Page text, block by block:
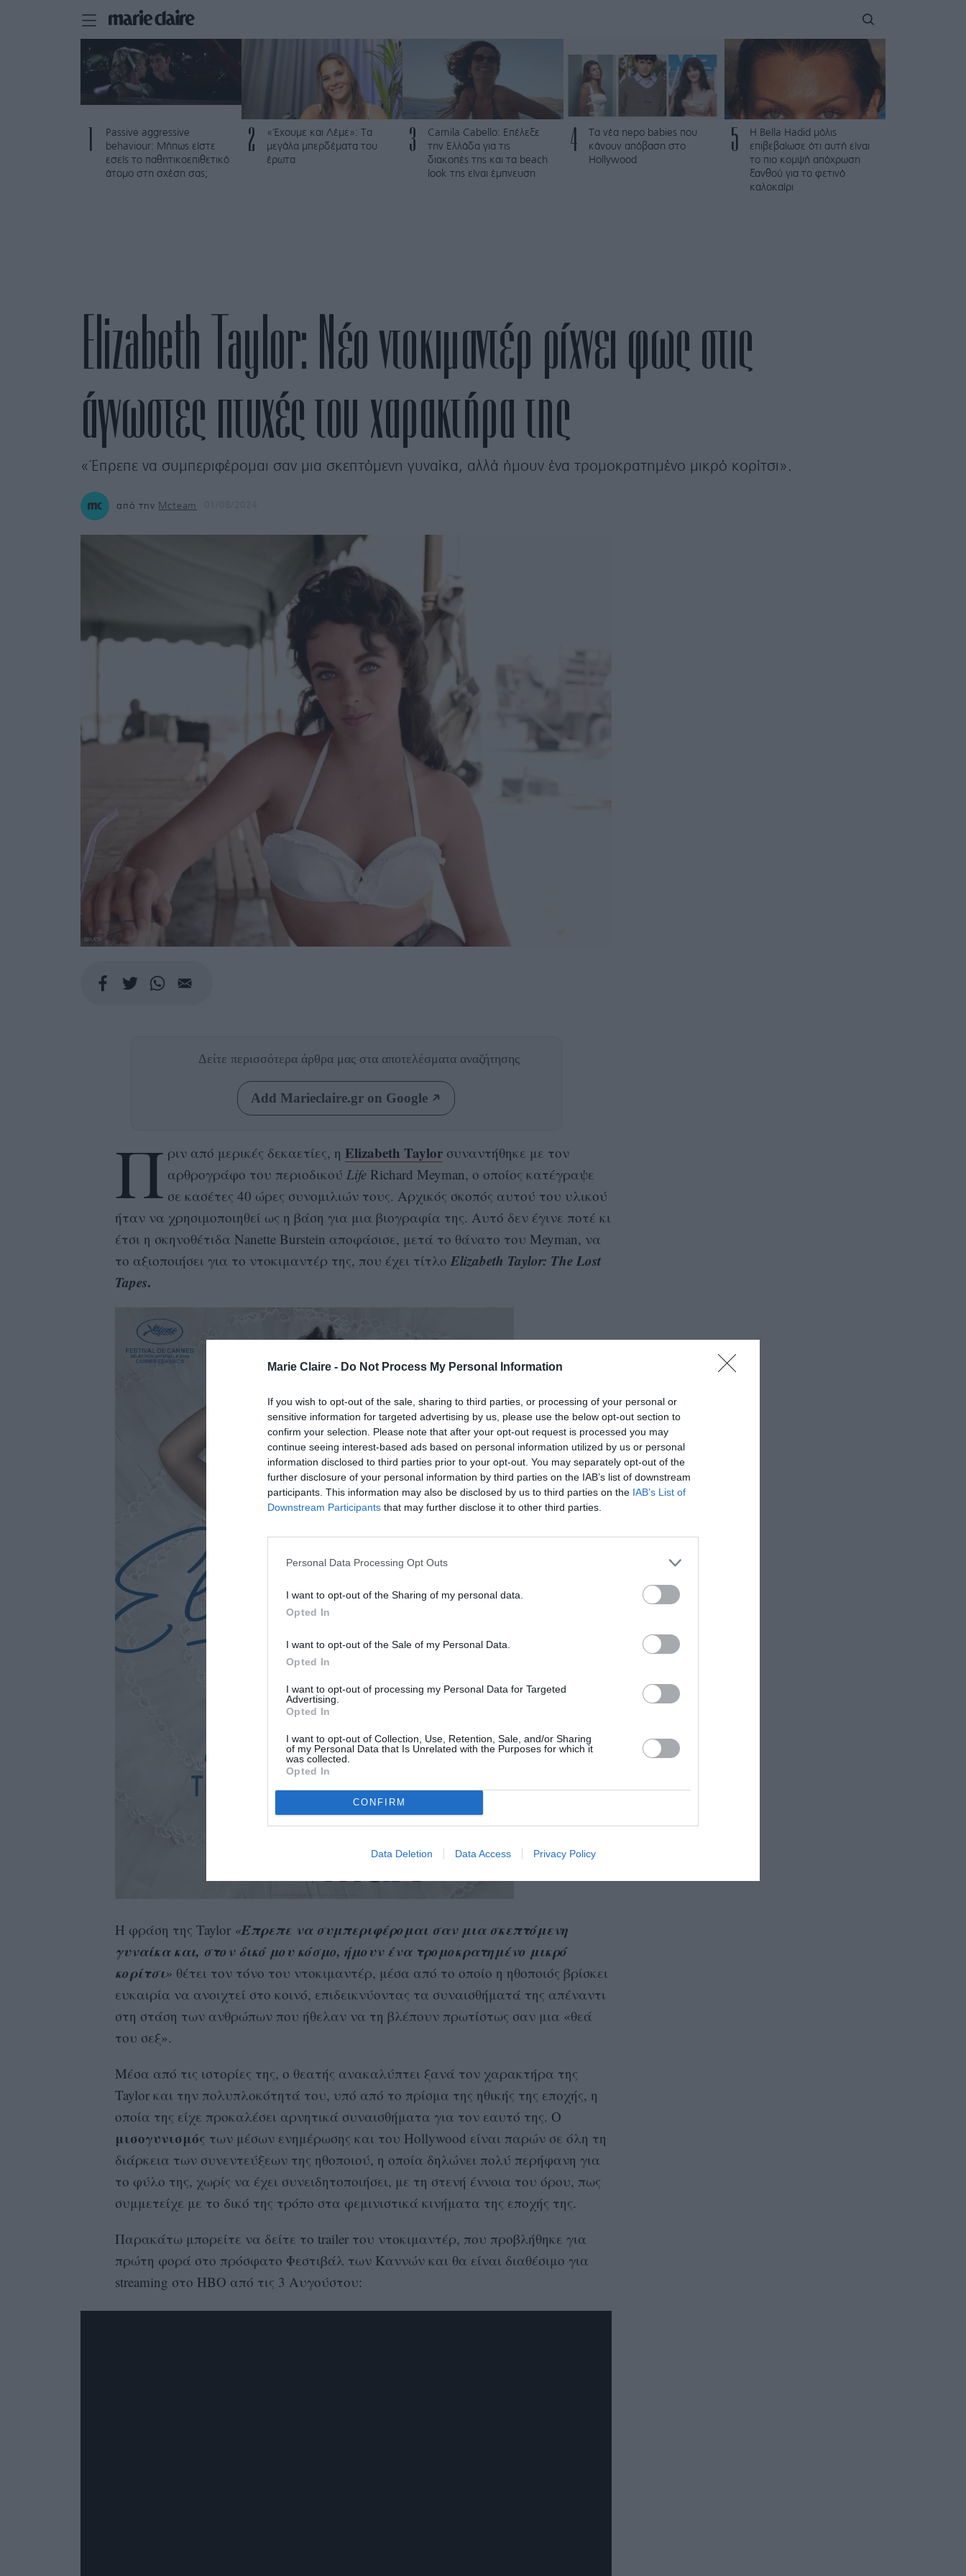
Marie Claire - Do Not Process My Personal Information
If you wish to opt-out of the sale, sharing to third parties, or processing of your personal or
sensitive information for targeted advertising by us, please use the below opt-out section to
confirm your selection. Please note that after your opt-out request is processed you may
continue seeing interest-based ads based on personal information utilized by us or personal
information disclosed to third parties prior to your opt-out. You may separately opt-out of the
further disclosure of your personal information by third parties on the IAB’s list of downstream
participants. This information may also be disclosed by us to third parties on the IAB’s List of
Downstream Participants that may further disclose it to other third parties.
Personal Data Processing Opt Outs
I want to opt-out of the Sharing of my personal data.
Opted In
I want to opt-out of the Sale of my Personal Data.
Opted In
I want to opt-out of processing my Personal Data for Targeted
Advertising.
Opted In
I want to opt-out of Collection, Use, Retention, Sale, and/or Sharing
of my Personal Data that Is Unrelated with the Purposes for which it
was collected.
Opted In
CONFIRM
Data Deletion Data Access Privacy Policy
Passive aggressive
behaviour: Μήπως είστε
εσείς το παθητικοεπιθετικό
άτομο στη σχέση σας;
2
«Έχουμε και Λέμε»: Τα
μεγάλα μπερδέματα του
έρωτα
3
Camila Cabello: Επέλεξε
την Ελλάδα για τις
διακοπές της και τα beach
look της είναι έμπνευση
4
Τα νέα nepo babies που
κάνουν απόβαση στο
Hollywood
5
Η Bella Hadid μόλις
επιβεβαίωσε ότι αυτή είναι
το πιο κομψή απόχρωση
ξανθού για το φετινό
καλοκαίρι
Elizabeth Taylor: Nέο ντοκιμαντέρ ρίχνει φως στις
άγνωστες πτυχές του χαρακτήρα της
«Έπρεπε να συμπεριφέρομαι σαν μια σκεπτόμενη γυναίκα, αλλά ήμουν ένα τρομοκρατημένο μικρό κορίτσι».
από την Mcteam
@IMDB
Δείτε περισσότερα άρθρα μας στα αποτελέσματα αναζήτησης
Add Marieclaire.gr on Google
Π ριν από μερικές δεκαετίες, ηElizabeth Taylor συναντήθηκε με τον
αρθρογράφο του περιοδικού Life Richard Meyman, ο οποίος κατέγραψε
σε κασέτες 40 ώρες συνομιλιών τους. Αρχικός σκοπός αυτού του υλικού
ήταν να χρησιμοποιηθεί ως η βάση για μια βιογραφία της. Αυτό δεν έγινε ποτέ κι
έτσι η σκηνοθέτιδα Nanette Burstein αποφάσισε, μετά το θάνατο του Meyman, να
το αξιοποιήσει για το ντοκιμαντέρ της, που έχει τίτλο Elizabeth Taylor: The Lost
Tapes.
Η φράση της Taylor «Έπρεπε να συμπεριφέρομαι σαν μια σκεπτόμενη
γυναίκα και, στον δικό μου κόσμο, ήμουν ένα τρομοκρατημένο μικρό
κορίτσι» θέτει τον τόνο του ντοκιμαντέρ, μέσα από το οποίο η ηθοποιός βρίσκει
ευκαιρία να ανοιχτεί στο κοινό, επιδεικνύοντας τα συναισθήματά της απέναντι
στη στάση των ανθρώπων που ήθελαν να τη βλέπουν πρωτίστως σαν μια «θεά
του σεξ».
Μέσα από τις ιστορίες της, ο θεατής ανακαλύπτει ξανά τον χαρακτήρα της
Taylor και την πολυπλοκότητά του, υπό από το πρίσμα της ηθικής της εποχής, η
οποία της είχε προκαλέσει αρνητικά συναισθήματα για τον εαυτό της. Ο
μισογυνισμός των μέσων ενημέρωσης και του Hollywood είναι παρών σε όλη τη
διάρκεια των συνεντεύξεων της ηθοποιού, η οποία δηλώνει πολύ περήφανη για
το φύλο της, χωρίς να έχει συνειδητοποιήσει, με τη στενή έννοια του όρου, πως
συμμετείχε με το δικό της τρόπο στα φεμινιστικά κινήματα της εποχής της.
Παρακάτω μπορείτε να δείτε το trailer του ντοκιμαντέρ, που προβλήθηκε για
πρώτη φορά στο πρόσφατο Φεστιβάλ των Καννών και θα είναι διαθέσιμο για
streaming στο ΗΒΟ από τις 3 Αυγούστου: